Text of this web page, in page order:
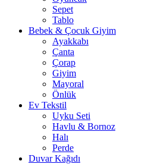
Sepet
Tablo
Bebek & Çocuk Giyim
Ayakkabı
Çanta
Çorap
Giyim
Mayoral
Önlük
Ev Tekstil
Uyku Seti
Havlu & Bornoz
Halı
Perde
Duvar Kağıdı